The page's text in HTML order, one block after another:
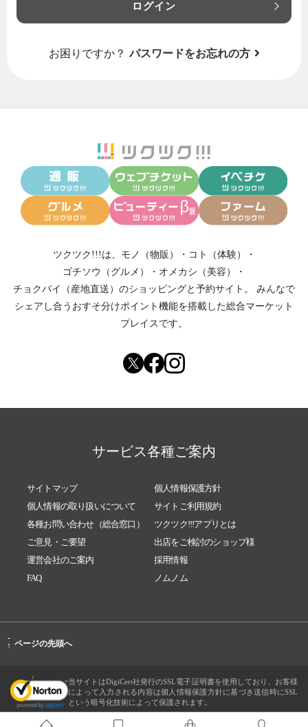
ログイン
お困りですか？ パスワードをお忘れの方
ツクツク!!!は、 モノ（物販） ・ コト（体験）
・
ゴチソウ（グルメ）
・ オメカシ（美容）
・
チョクバイ（産地直送） のショッピングと予約サイト。
みんなで
シェアし合う おすそ分けポイント機能を搭載した総合マーケット
プレイスです。
サービス各種ご案内
サイトマップ
個人情報保護方針
個人情報の取り扱いについて
サイトご利用規約
各種お問い合わせ（総合窓口）
ツクツク!!!アプリとは
ご意見・ご要望
出店をご検討のショップ様
運営会社のご案内
採用情報
FAQ
ノムノム
-
↑ ページの先頭へ
当サイトはDigiCert社発行のSSL電子証明書を使用しており、お客様
によって入力される内容は個人情報保護方針に基づき送信時にSSL
という暗号化技術によって保護されます。